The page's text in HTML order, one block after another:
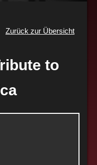
Zurück zur Übersicht
to